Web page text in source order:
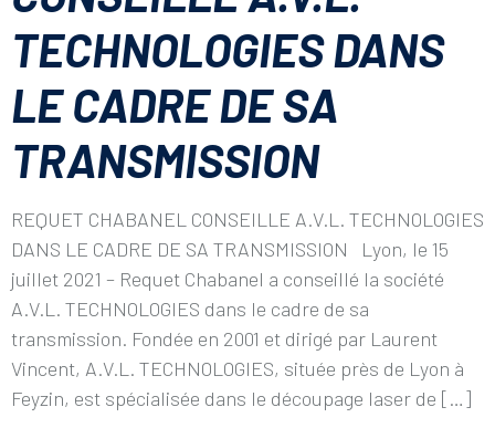
TECHNOLOGIES DANS
LE CADRE DE SA
TRANSMISSION
REQUET CHABANEL CONSEILLE A.V.L. TECHNOLOGIES
DANS LE CADRE DE SA TRANSMISSION Lyon, le 15
juillet 2021 – Requet Chabanel a conseillé la société
A.V.L. TECHNOLOGIES dans le cadre de sa
transmission. Fondée en 2001 et dirigé par Laurent
Vincent, A.V.L. TECHNOLOGIES, située près de Lyon à
Feyzin, est spécialisée dans le découpage laser de […]